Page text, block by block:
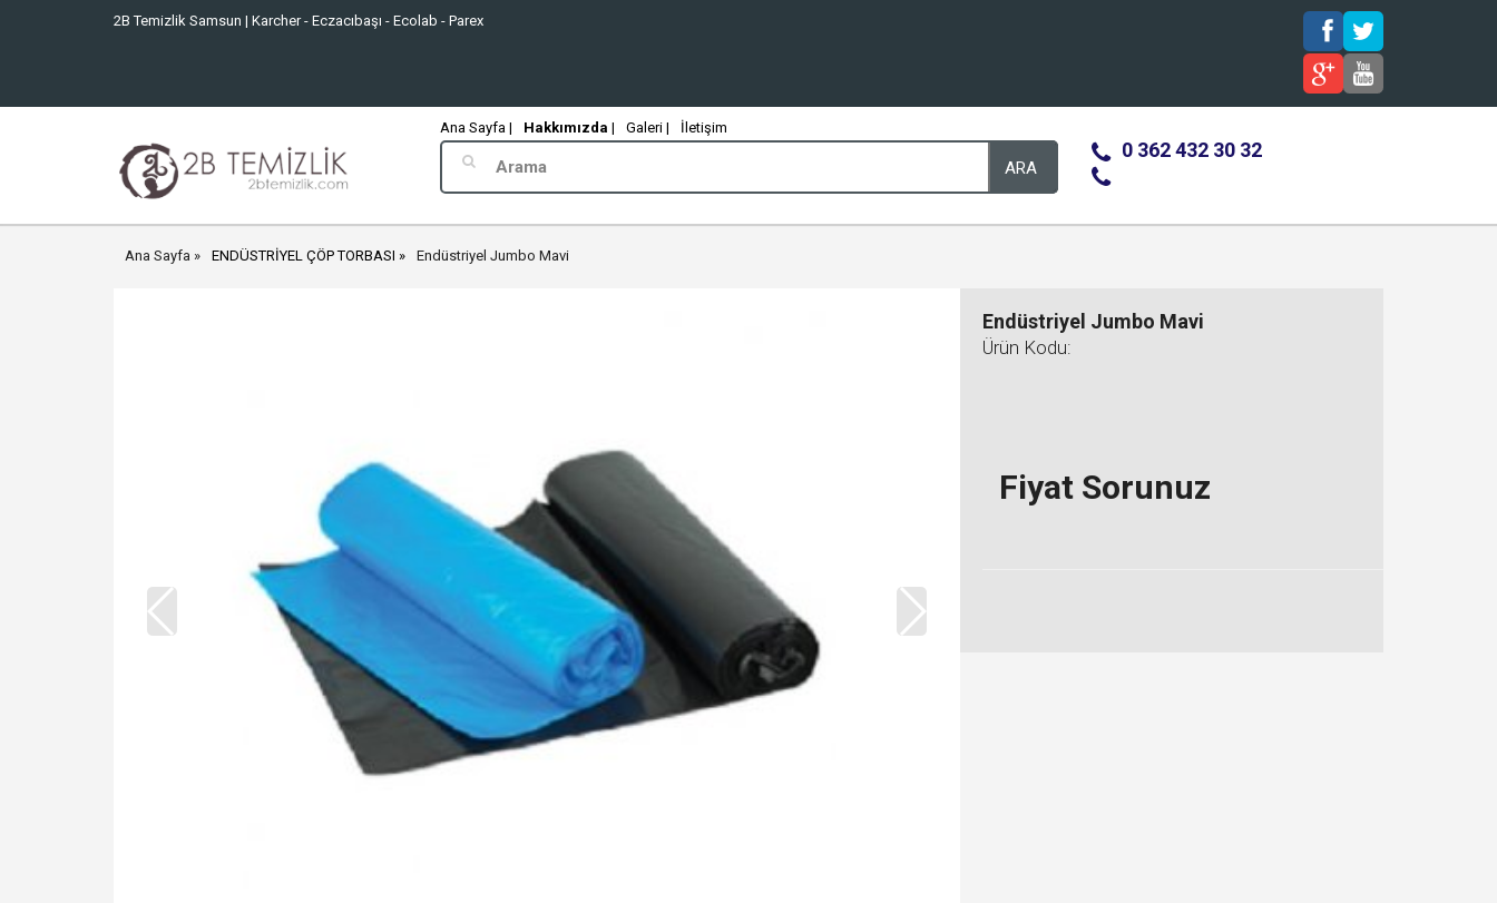
2B Temizlik Samsun | Karcher - Eczacıbaşı - Ecolab - Parex
Ana Sayfa | Hakkımızda | Galeri | İletişim
ARA
0 362 432 30 32
Ana Sayfa ENDÜSTRİYEL ÇÖP TORBASI Endüstriyel Jumbo Mavi
Endüstriyel Jumbo Mavi
Ürün Kodu:
Fiyat Sorunuz